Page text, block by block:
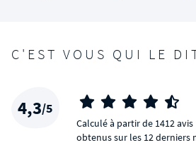
C'EST VOUS QUI LE
4,3/5
Calculé à partir de 1412 avis
obtenus sur les 12 derniers